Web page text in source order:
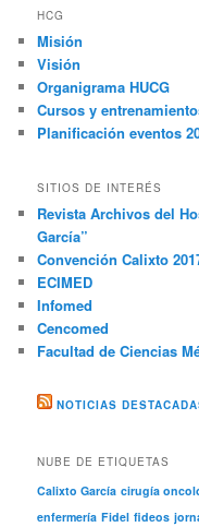
HCG
Misión
Visión
Organigrama HUCG
Cursos y
Planificación eventos
SITIOS DE INTERÉS
Revista Archivos del
García”
Convención Calixto
ECIMED
Infomed
Cencomed
Facultad de Ciencias
NOTICIAS
NUBE DE ETIQUETAS
Calixto García cirugía
enfermería Fidel fideos